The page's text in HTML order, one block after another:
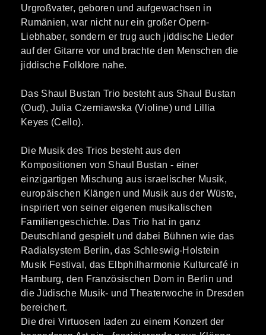
Urgroßvater, geboren und aufgewachsen in
Rumänien, war nicht nur ein großer Opern-
Liebhaber, sondern er trug auch jiddische Lieder
auf der Gitarre vor und brachte den Menschen die
jiddische Folklore nahe.
Das Shaul Bustan Trio besteht aus Shaul Bustan
(Oud), Julia Czerniawska (Violine) und Lillia
Keyes (Cello).
Die Musik des Trios besteht aus den
Kompositionen von Shaul Bustan - einer
einzigartigen Mischung aus israelischer Musik,
europäischen Klängen und Musik aus der Wüste,
inspiriert von seiner eigenen musikalischen
Familiengeschichte. Das Trio hat in ganz
Deutschland gespielt und dabei Bühnen wie das
Radialsystem Berlin, das Schleswig-Holstein
Musik Festival, das Elbphilharmonie Kulturcafé in
Hamburg, den Französischen Dom in Berlin und
die Jüdische Musik- und Theaterwoche in Dresden
bereichert.
Die drei Virtuosen laden zu einem Konzert der